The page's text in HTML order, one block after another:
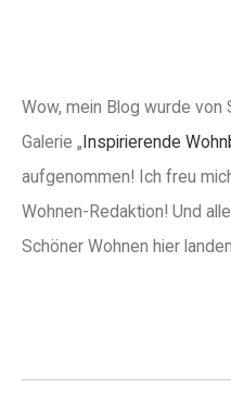
Wow, mein Blog wurde von
Galerie „Inspirierende
aufgenommen! Ich freu
Wohnen-Redaktion! Und
Schöner Wohnen hier